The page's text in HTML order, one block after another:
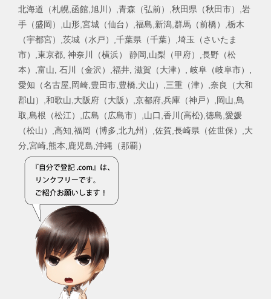
北海道（札幌,函館,旭川）,青森（弘前）,秋田県（秋田市）,岩
手（盛岡）,山形,宮城（仙台）,福島,新潟,群馬（前橋）,栃木
（宇都宮）,茨城（水戸）,千葉県（千葉）,埼玉（さいたま
市）,東京都, 神奈川（横浜） 静岡,山梨（甲府）,長野（松
本）,富山, 石川（金沢）,福井, 滋賀（大津）, 岐阜（岐阜市）,
愛知（名古屋,岡崎,豊田市,豊橋,犬山）,三重（津）,奈良（大和
郡山）,和歌山,大阪府（大阪）,京都府,兵庫（神戸）,岡山,鳥
取,島根（松江）,広島（広島市）,山口,香川(高松),徳島,愛媛
（松山）,高知,福岡（博多,北九州）,佐賀,長崎県（佐世保）,大
分,宮崎,熊本,鹿児島,沖縄（那覇）